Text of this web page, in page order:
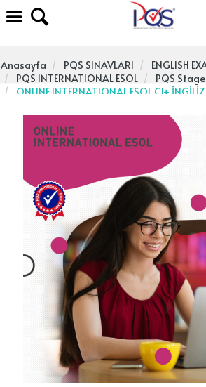
Anasayfa
PQS SINAVLARI
ENGLISH
PQS INTERNATIONAL ESOL
PQS Stage
ONLINE INTERNATIONAL ESOL C1+